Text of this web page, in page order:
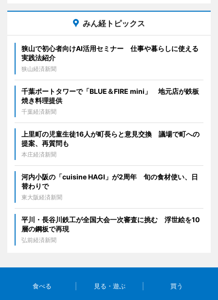
みん経トピックス
狭山で初心者向けAI活用セミナー 仕事や暮らしに使える
実践法紹介
狭山経済新聞
千葉ポートタワーで「BLUE＆FIRE mini」 地元店が鉄板
焼き料理提供
千葉経済新聞
上里町の児童生徒16人が町長らと意見交換 議場で町への
提案、再質問も
本庄経済新聞
河内小阪の「cuisine HAGI」が2周年 旬の食材使い、日
替わりで
東大阪経済新聞
平川・長谷川鉄工が全国大会一次審査に挑む 浮世絵を10
層の鋼板で再現
弘前経済新聞
食べる 見る・遊ぶ 買う